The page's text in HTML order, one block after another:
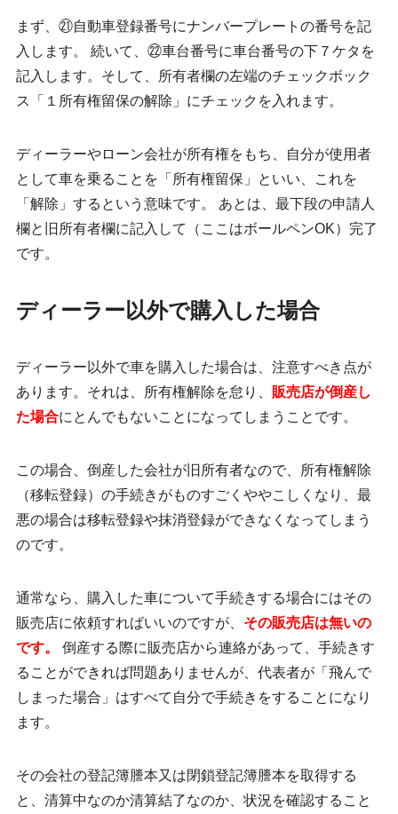
まず、 ㉑自動車登録番号にナンバープレートの番号を記
入 します。 続いて、 ㉒車台番号に車台番号の下７ケタを
記入 します。そして、所有者欄の左端のチェックボック
ス
「１所有権留保の解除」にチェックを入れます。
ディーラーやローン会社が所有権をもち、自分が使用者
として車を乗ることを「所有権留保」といい、これを
「解除」するという意味です。 あとは、最下段の申請人
欄と旧所有者欄に記入して（ここはボールペンOK）完了
です。
ディーラー以外で購入した場合
ディーラー以外で車を購入した場合は、注意すべき点が
あります。それは、所有権解除を怠り、 販売店が倒産し
た場合にとんでもないことになってしまうことです。
この場合、倒産した会社が旧所有者なので、所有権解除
（移転登録）の手続きがものすごくややこしくなり、最
悪の場合は移転登録や抹消登録ができなくなってしまう
のです。
通常なら、購入した車について手続きする場合にはその
販売店に依頼すればいいのですが、 その販売店は無いの
です。
倒産する際に販売店から連絡があって、手続きす
ることができれば問題ありませんが、代表者が「飛んで
しまった場合」はすべて自分で手続きをすることになり
ます。
その会社の登記簿謄本又は閉鎖登記簿謄本を取得する
と、清算中なのか清算結了なのか、状況を確認すること